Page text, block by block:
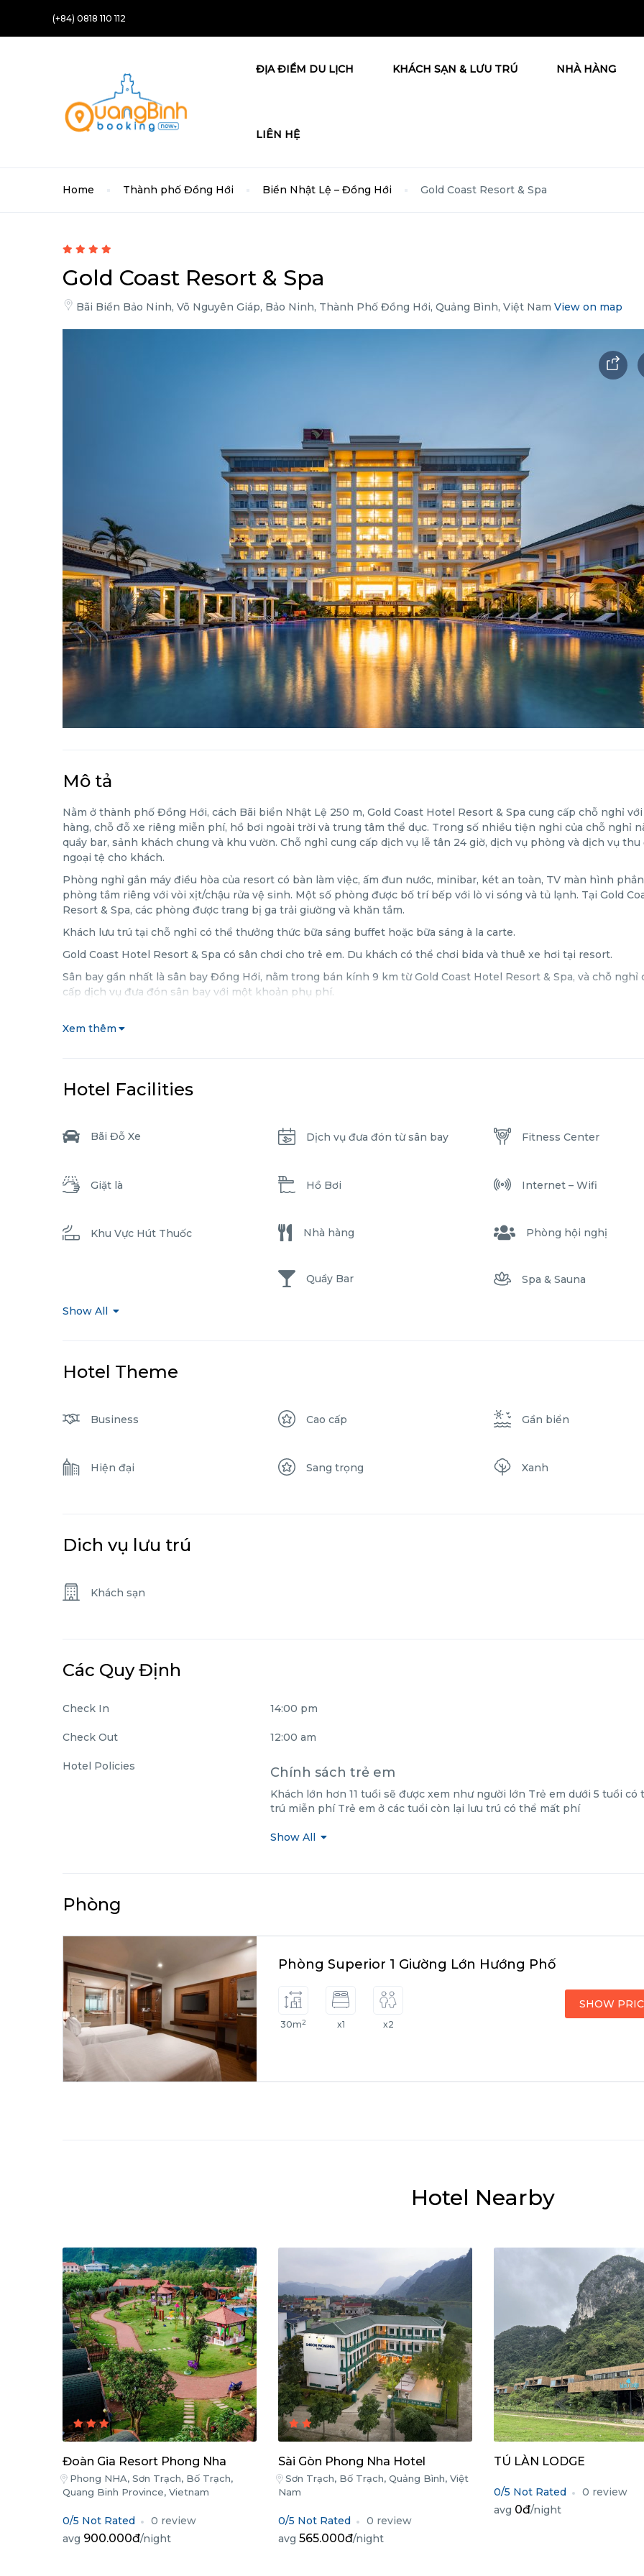
(+84) 0818 110 112
ĐỊA ĐIỂM DU LỊCH KHÁCH SẠN & LƯU TRÚ NHÀ HÀNG
LIÊN HỆ
Home Thành phố Đồng Hới Biển Nhật Lệ – Đồng Hới Gold Coast Resort & Spa
Gold Coast Resort & Spa
Bãi Biển Bảo Ninh, Võ Nguyên Giáp, Bảo Ninh, Thành Phố Đồng Hới, Quảng Bình, Việt Nam View on map
Mô tả
Nằm ở thành phố Đồng Hới, cách Bãi biển Nhật Lệ 250 m, Gold Coast Hotel Resort & Spa cung cấp chỗ nghỉ
hàng, chỗ đỗ xe riêng miễn phí, hồ bơi ngoài trời và trung tâm thể dục. Trong số nhiều tiện nghi của chỗ nghỉ
quầy bar, sảnh khách chung và khu vườn. Chỗ nghỉ cung cấp dịch vụ lễ tân 24 giờ, dịch vụ phòng và dịch vụ thu
ngoại tệ cho khách.
Phòng nghỉ gắn máy điều hòa của resort có bàn làm việc, ấm đun nước, minibar, két an toàn, TV màn hình
phòng tắm riêng với vòi xịt/chậu rửa vệ sinh. Một số phòng được bố trí bếp với lò vi sóng và tủ lạnh. Tại Gold
Resort & Spa, các phòng được trang bị ga trải giường và khăn tắm.
Khách lưu trú tại chỗ nghỉ có thể thưởng thức bữa sáng buffet hoặc bữa sáng à la carte.
Gold Coast Hotel Resort & Spa có sân chơi cho trẻ em. Du khách có thể chơi bida và thuê xe hơi tại resort.
Sân bay gần nhất là sân bay Đồng Hới, nằm trong bán kính 9 km từ Gold Coast Hotel Resort & Spa, và chỗ nghỉ
cấp dịch vụ đưa đón sân bay với một khoản phụ phí.
Xem thêm
Hotel Facilities
Bãi Đỗ Xe Dịch vụ đưa đón từ sân bay Fitness Center
Giặt là Hồ Bơi Internet – Wifi
Khu Vực Hút Thuốc Nhà hàng Phòng hội nghị
Quầy Bar Spa & Sauna
Show All
Hotel Theme
Business Cao cấp Gần biển
Hiện đại Sang trọng Xanh
Dich vụ lưu trú
Khách sạn
Các Quy Định
Check In 14:00 pm
Check Out 12:00 am
Hotel Policies Chính sách trẻ em
Khách lớn hơn 11 tuổi sẽ được xem như người lớn Trẻ em dưới 5 tuổi có
trú miễn phí Trẻ em ở các tuổi còn lại lưu trú có thể mất phí
Show All
Phòng
Phòng Superior 1 Giường Lớn Hướng Phố
30m2 x1 x2
SHOW
Hotel Nearby
Đoàn Gia Resort Phong Nha
Phong NHA, Sơn Trạch, Bố Trạch,
Quang Binh Province, Vietnam
0/5 Not Rated
0 review
avg 900.000đ/night
Sài Gòn Phong Nha Hotel
Sơn Trạch, Bố Trạch, Quảng Bình, Việt
Nam
0/5 Not Rated
0 review
avg 565.000đ/night
TÚ LÀN LODGE
0/5 Not Rated
0 review
avg 0đ/night